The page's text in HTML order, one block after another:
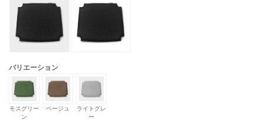
バリエーション
モスグリー
ン
ベージュ
ライトグレ
ー